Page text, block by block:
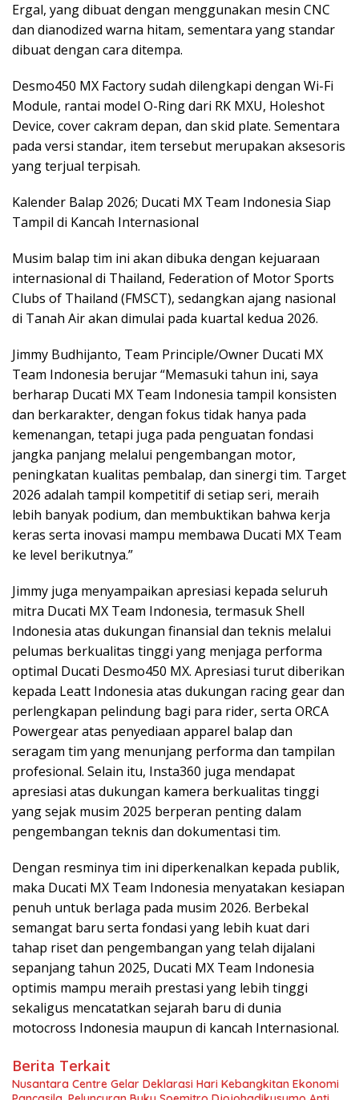
Ergal, yang dibuat dengan menggunakan mesin CNC
dan dianodized warna hitam, sementara yang standar
dibuat dengan cara ditempa.
Desmo450 MX Factory sudah dilengkapi dengan Wi-Fi
Module, rantai model O-Ring dari RK MXU, Holeshot
Device, cover cakram depan, dan skid plate. Sementara
pada versi standar, item tersebut merupakan aksesoris
yang terjual terpisah.
Kalender Balap 2026; Ducati MX Team Indonesia Siap
Tampil di Kancah Internasional
Musim balap tim ini akan dibuka dengan kejuaraan
internasional di Thailand, Federation of Motor Sports
Clubs of Thailand (FMSCT), sedangkan ajang nasional
di Tanah Air akan dimulai pada kuartal kedua 2026.
Jimmy Budhijanto, Team Principle/Owner Ducati MX
Team Indonesia berujar “Memasuki tahun ini, saya
berharap Ducati MX Team Indonesia tampil konsisten
dan berkarakter, dengan fokus tidak hanya pada
kemenangan, tetapi juga pada penguatan fondasi
jangka panjang melalui pengembangan motor,
peningkatan kualitas pembalap, dan sinergi tim. Target
2026 adalah tampil kompetitif di setiap seri, meraih
lebih banyak podium, dan membuktikan bahwa kerja
keras serta inovasi mampu membawa Ducati MX Team
ke level berikutnya.”
Jimmy juga menyampaikan apresiasi kepada seluruh
mitra Ducati MX Team Indonesia, termasuk Shell
Indonesia atas dukungan finansial dan teknis melalui
pelumas berkualitas tinggi yang menjaga performa
optimal Ducati Desmo450 MX. Apresiasi turut diberikan
kepada Leatt Indonesia atas dukungan racing gear dan
perlengkapan pelindung bagi para rider, serta ORCA
Powergear atas penyediaan apparel balap dan
seragam tim yang menunjang performa dan tampilan
profesional. Selain itu, Insta360 juga mendapat
apresiasi atas dukungan kamera berkualitas tinggi
yang sejak musim 2025 berperan penting dalam
pengembangan teknis dan dokumentasi tim.
Dengan resminya tim ini diperkenalkan kepada publik,
maka Ducati MX Team Indonesia menyatakan kesiapan
penuh untuk berlaga pada musim 2026. Berbekal
semangat baru serta fondasi yang lebih kuat dari
tahap riset dan pengembangan yang telah dijalani
sepanjang tahun 2025, Ducati MX Team Indonesia
optimis mampu meraih prestasi yang lebih tinggi
sekaligus mencatatkan sejarah baru di dunia
motocross Indonesia maupun di kancah Internasional.
Berita Terkait
Nusantara Centre Gelar Deklarasi Hari Kebangkitan Ekonomi